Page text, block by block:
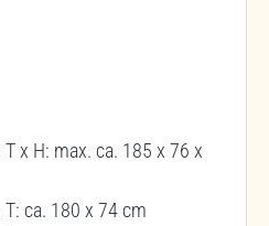
x H: max. ca. 185 x 76 x
ca. 180 x 74 cm